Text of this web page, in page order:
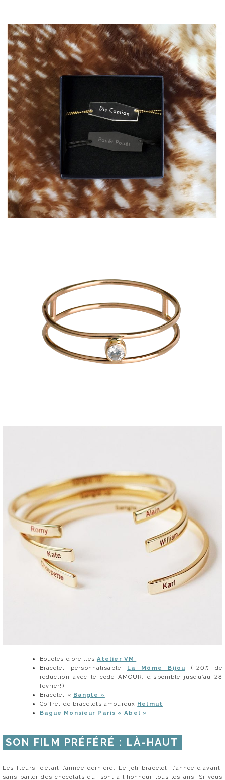
Boucles d’oreilles Atelier VM
Bracelet personnalisable
La Môme Bijou (-20% de
réduction avec le code AMOUR, disponible jusqu’au 28
février!)
Bracelet « Bangle »
Coffret de bracelets amoureux Helmut
Bague Monsieur Paris « Abel »
SON FILM PRÉFÉRÉ : LÀ-HAUT
Les fleurs, c’était l’année dernière. Le joli bracelet, l’année d’avant,
sans parler des chocolats qui sont à l’honneur tous les ans. Si vous